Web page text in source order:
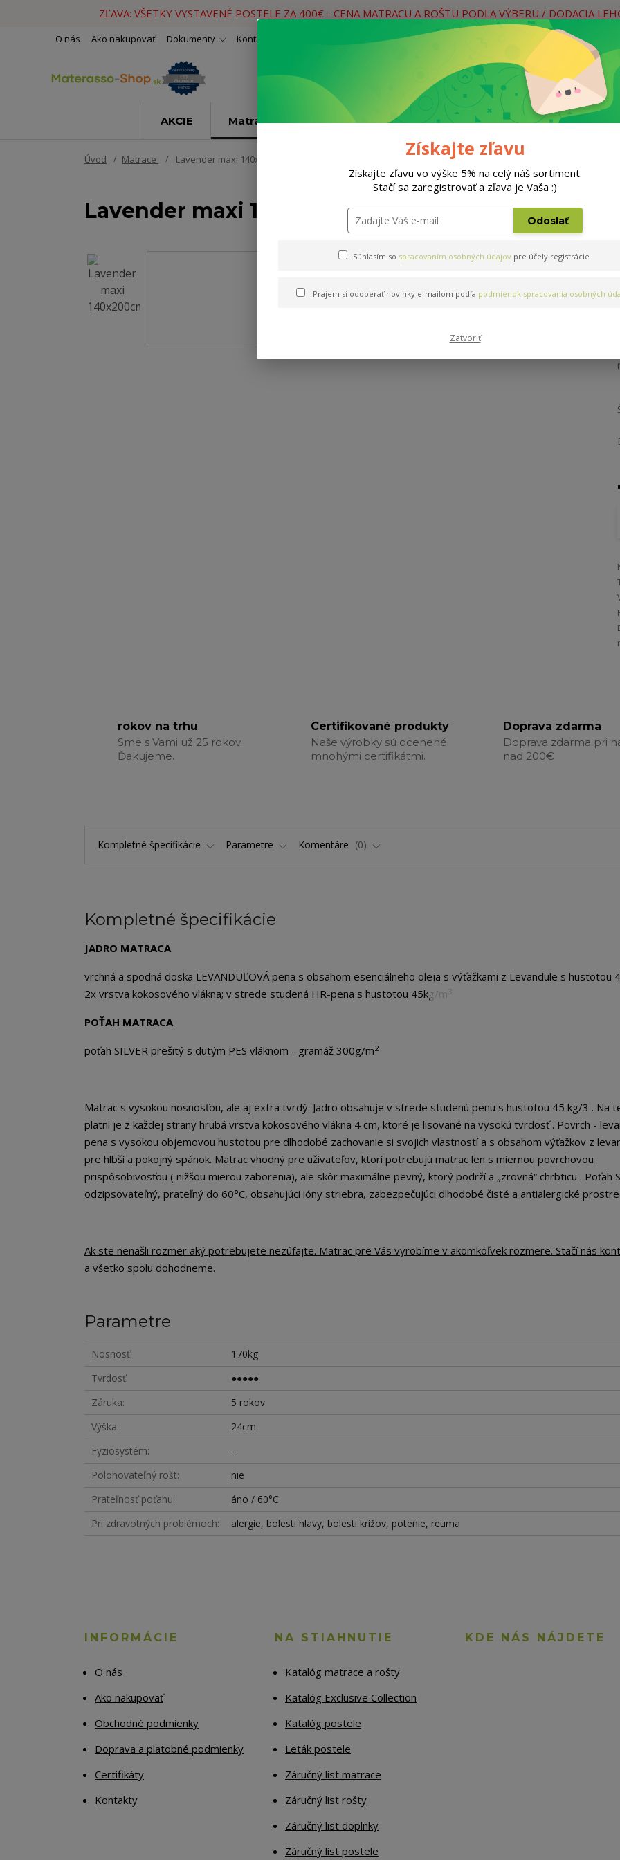
ZĽAVA: VŠETKY VYSTAVENÉ POSTELE ZA 400€ - CENA MATRACU A ROŠTU PODĽA VÝBERU / DODACIA
O nás Ako nakupovať Dokumenty Kontakty
Hľadať
Neviete si rady? Zavolajte.
AKCIE Matrace Rošty Doplnky Postele
Úvod Matrace Lavender maxi 140x200cm
Lavender maxi 140x200cm
rokov na trhu
Sme s Vami už 25 rokov.
Ďakujeme.
Certifikované produkty
Naše výrobky sú ocenené
mnohými certifikátmi.
Doprava zdarma
Doprava zdarma pri
nad 200€
Kompletné špecifikácie Parametre Komentáre 0
Kompletné špecifikácie
JADRO MATRACA
vrchná a spodná doska LEVANDUĽOVÁ pena s obsahom esenciálneho oleja s výťažkami z Levandule s hustotou
2x vrstva kokosového vlákna; v strede studená HR-pena s hustotou 45kg/m 3
POŤAH MATRACA
poťah SILVER prešitý s dutým PES vláknom - gramáž 300g/m2
Matrac s vysokou nosnosťou, ale aj extra tvrdý. Jadro obsahuje v strede studenú penu s hustotou 45 kg/3 . Na
platni je z každej strany hrubá vrstva kokosového vlákna 4 cm, ktoré je lisované na vysokú tvrdosť . Povrch -
pena s vysokou objemovou hustotou pre dlhodobé zachovanie si svojich vlastností a s obsahom výťažkov z
pre hlbší a pokojný spánok. Matrac vhodný pre užívateľov, ktorí potrebujú matrac len s miernou povrchovou
prispôsobivosťou ( nižšou mierou zaborenia), ale skôr maximálne pevný, ktorý podrží a „zrovná“ chrbticu . Poťah
odzipsovateľný, prateľný do 60°C, obsahujúci ióny striebra, zabezpečujúci dlhodobé čisté a antialergické
Ak ste nenašli rozmer aký potrebujete nezúfajte. Matrac pre Vás vyrobíme v akomkoľvek rozmere. Stačí nás
a všetko spolu dohodneme.
Parametre
Nosnosť
170kg
Tvrdosť
●●●●●
Záruka
5 rokov
Výška
24cm
Fyziosystém
-
Polohovateľný rošt
nie
Prateľnosť poťahu
áno / 60°C
Pri zdravotných problémoch
alergie, bolesti hlavy, bolesti krížov, potenie, reuma
INFORMÁCIE
O nás
Ako nakupovať
Obchodné podmienky
Doprava a platobné podmienky
Certifikáty
Kontakty
NA STIAHNUTIE
Katalóg matrace a rošty
Katalóg Exclusive Collection
Katalóg postele
Leták postele
Záručný list matrace
Záručný list rošty
Záručný list doplnky
Záručný list postele
KDE NÁS NÁJDETE
Získajte zľavu
Získajte zľavu vo výške 5% na celý náš sortiment.
Stačí sa zaregistrovať a zľava je Vaša :)
Odoslať
Súhlasím so spracovaním osobných údajov pre účely registrácie.
Prajem si odoberať novinky e-mailom podľa podmienok spracovania osobných
Zatvoriť